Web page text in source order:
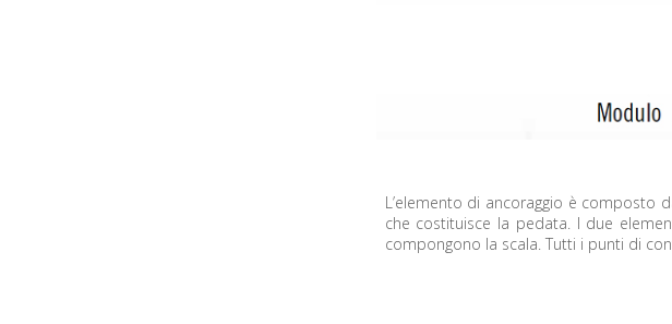
L’elemento di ancoraggio è composto
che costituisce la pedata. I due
compongono la scala. Tutti i punti di